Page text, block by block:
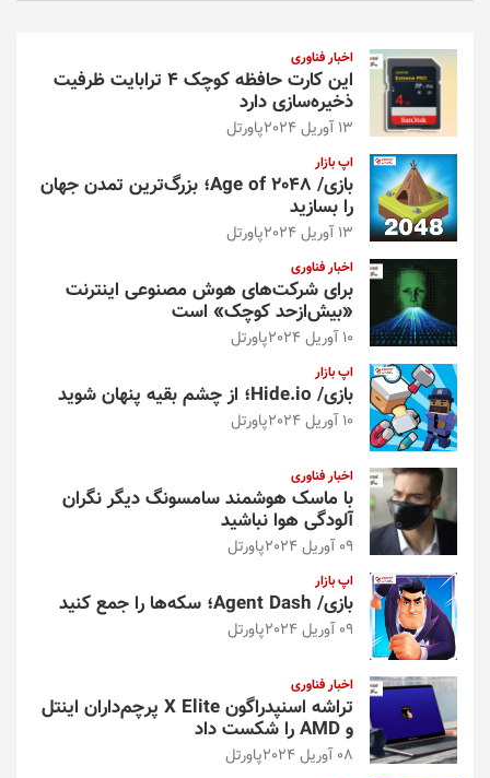
اخبار فناوری
این کارت حافظه کوچک ۴ ترابایت ظرفیت
ذخیره‌سازی دارد
13 آوریل 2024 پاورتل
اپ بازار
بازی/ Age of 2048؛ بزرگ‌ترین تمدن جهان
را بسازید
13 آوریل 2024 پاورتل
اخبار فناوری
برای شرکت‌های هوش مصنوعی اینترنت
«بیش‌از‌حد کوچک» است
10 آوریل 2024 پاورتل
اپ بازار
بازی/ Hide.io؛ از چشم بقیه پنهان شوید
10 آوریل 2024 پاورتل
اخبار فناوری
با ماسک هوشمند سامسونگ دیگر نگران
آلودگی هوا نباشید
09 آوریل 2024 پاورتل
اپ بازار
بازی/ Agent Dash؛ سکه‌ها را جمع کنید
09 آوریل 2024 پاورتل
اخبار فناوری
تراشه اسنپدراگون X Elite پرچم‌داران اینتل
و AMD را شکست داد
08 آوریل 2024 پاورتل